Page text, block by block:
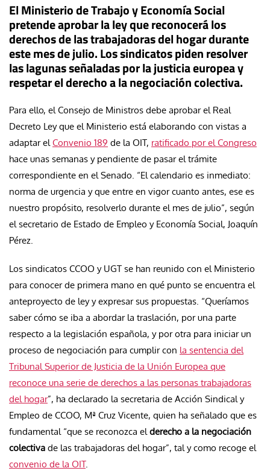
El Ministerio de Trabajo y Economía Social
pretende aprobar la ley que reconocerá los
derechos de las trabajadoras del hogar durante
este mes de julio. Los sindicatos piden resolver
las lagunas señaladas por la justicia europea y
respetar el derecho a la negociación colectiva.
Para ello, el Consejo de Ministros debe aprobar el Real
Decreto Ley que el Ministerio está elaborando con vistas a
adaptar elConvenio 189 de la OIT, ratificado por el Congreso
hace unas semanas y pendiente de pasar el trámite
correspondiente en el Senado. “El calendario es inmediato:
norma de urgencia y que entre en vigor cuanto antes, ese es
nuestro propósito, resolverlo durante el mes de julio”, según
el secretario de Estado de Empleo y Economía Social, Joaquín
Pérez.
Los sindicatos CCOO y UGT se han reunido con el Ministerio
para conocer de primera mano en qué punto se encuentra el
anteproyecto de ley y expresar sus propuestas. “Queríamos
saber cómo se iba a abordar la traslación, por una parte
respecto a la legislación española, y por otra para iniciar un
proceso de negociación para cumplir con la sentencia del
Tribunal Superior de Justicia de la Unión Europea que
reconoce una serie de derechos a las personas trabajadoras
del hogar”, ha declarado la secretaria de Acción Sindical y
Empleo de CCOO, Mª Cruz Vicente, quien ha señalado que es
fundamental “que se reconozca elderecho a la negociación
colectiva de las trabajadoras del hogar”, tal y como recoge el
convenio de la OIT.